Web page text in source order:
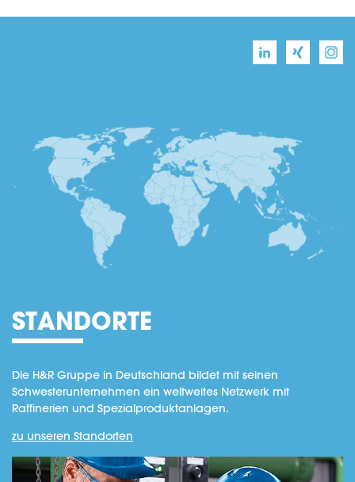
STANDORTE
Die H&R Gruppe in Deutschland bildet mit seinen
Schwesterunternehmen ein weltweites Netzwerk mit
Raffinerien und Spezialproduktanlagen.
zu unseren Standorten